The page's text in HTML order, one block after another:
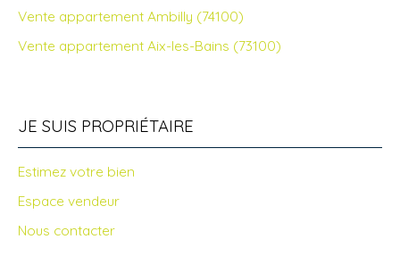
Vente appartement Ambilly (74100)
Vente appartement Aix-les-Bains (73100)
JE SUIS PROPRIÉTAIRE
Estimez votre bien
Espace vendeur
Nous contacter